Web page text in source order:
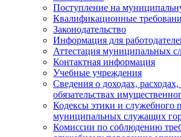
Поступление на
Квалификационные
Законодательство
Информация для
Аттестация муниципальных
Контактная информация
Учебные учреждения
Сведения о доходах,
обязательствах
Кодексы этики и служебного
муниципальных служащих
Комиссии по соблюдению